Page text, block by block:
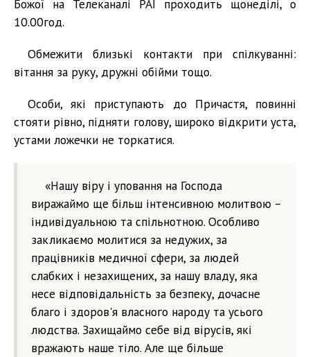
Божої на Телеканалі РАІ проходить щонеділі, о
10.00год.
Обмежити близькі контакти при спілкуванні:
вітання за руку, дружні обійми тощо.
Особи, які приступають до Причастя, повинні
стояти рівно, підняти голову, широко відкрити уста,
устами ложечки не торкатися.
«Нашу віру і уповання на Господа
виражаймо ще більш інтенсивною молитвою –
індивідуальною та спільнотною. Особливо
закликаємо молитися за недужих, за
працівників медичної сфери, за людей
слабких і незахищених, за нашу владу, яка
несе відповідальність за безпеку, дочасне
благо і здоров'я власного народу та усього
людства. Захищаймо себе від вірусів, які
вражають наше тіло. Але ще більше